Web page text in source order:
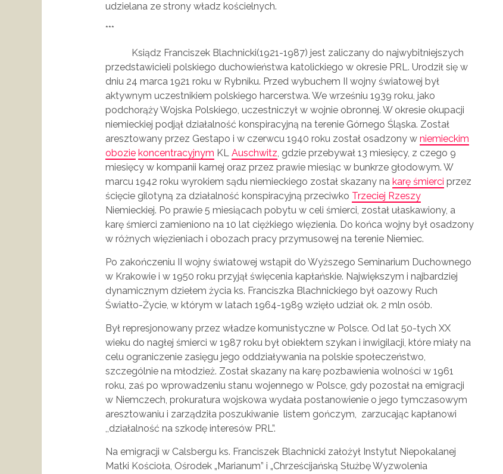
udzielana ze strony władz kościelnych.
***
Ksiądz Franciszek Blachnicki(1921-1987) jest zaliczany do najwybitniejszych
przedstawicieli polskiego duchowieństwa katolickiego w okresie PRL. Urodził się w
dniu 24 marca 1921 roku w Rybniku. Przed wybuchem II wojny światowej był
aktywnym uczestnikiem polskiego harcerstwa. We wrześniu 1939 roku, jako
podchorąży Wojska Polskiego, uczestniczył w wojnie obronnej. W okresie okupacji
niemieckiej podjął działalność konspiracyjną na terenie Górnego Śląska. Został
aresztowany przez Gestapo i w czerwcu 1940 roku został osadzony w niemieckim
obozie koncentracyjnym KL Auschwitz, gdzie przebywał 13 miesięcy, z czego 9
miesięcy w kompanii karnej oraz przez prawie miesiąc w bunkrze głodowym. W
marcu 1942 roku wyrokiem sądu niemieckiego został skazany na karę śmierci przez
ścięcie gilotyną za działalność konspiracyjną przeciwko Trzeciej Rzeszy
Niemieckiej. Po prawie 5 miesiącach pobytu w celi śmierci, został ułaskawiony, a
karę śmierci zamieniono na 10 lat ciężkiego więzienia. Do końca wojny był osadzony
w różnych więzieniach i obozach pracy przymusowej na terenie Niemiec.
Po zakończeniu II wojny światowej wstąpił do Wyższego Seminarium Duchownego
w Krakowie i w 1950 roku przyjął święcenia kapłańskie. Największym i najbardziej
dynamicznym dziełem życia ks. Franciszka Blachnickiego był oazowy Ruch
Światło-Życie, w którym w latach 1964-1989 wzięło udział ok. 2 mln osób.
Był represjonowany przez władze komunistyczne w Polsce. Od lat 50-tych XX
wieku do nagłej śmierci w 1987 roku był obiektem szykan i inwigilacji, które miały na
celu ograniczenie zasięgu jego oddziaływania na polskie społeczeństwo,
szczególnie na młodzież. Został skazany na karę pozbawienia wolności w 1961
roku, zaś po wprowadzeniu stanu wojennego w Polsce, gdy pozostał na emigracji
w Niemczech, prokuratura wojskowa wydała postanowienie o jego tymczasowym
aresztowaniu i zarządziła poszukiwanie listem gończym, zarzucając kapłanowi
,,działalność na szkodę interesów PRL”.
Na emigracji w Calsbergu ks. Franciszek Blachnicki założył Instytut Niepokalanej
Matki Kościoła, Ośrodek „Marianum” i „Chrześcijańską Służbę Wyzwolenia